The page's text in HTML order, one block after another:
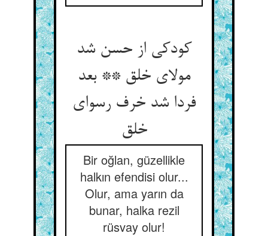
کودکی از حسن شد
مولای خلق ** بعد
فردا شد خرف رسوای
خلق
Bir oğlan, güzellikle
halkın efendisi olur...
Olur, ama yarın da
bunar, halka rezil
rüsvay olur!